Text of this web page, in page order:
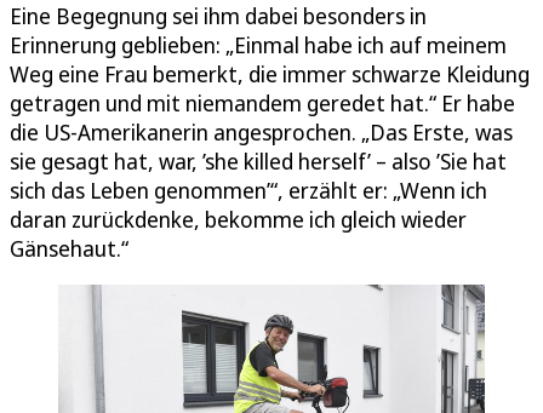
Eine Begegnung sei ihm dabei besonders in
Erinnerung geblieben: „Einmal habe ich auf meinem
Weg eine Frau bemerkt, die immer schwarze Kleidung
getragen und mit niemandem geredet hat.“ Er habe
die US-Amerikanerin angesprochen. „Das Erste, was
sie gesagt hat, war, ’she killed herself’ – also ’Sie hat
sich das Leben genommen’“, erzählt er: „Wenn ich
daran zurückdenke, bekomme ich gleich wieder
Gänsehaut.“